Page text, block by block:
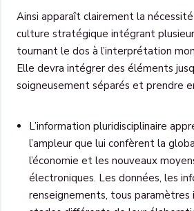
Ainsi apparaît clairement la
culture stratégique intégrant
tournant le dos à l’interprétation
Elle devra intégrer des éléments
soigneusement séparés et prendre
L’information pluridisciplinaire
l’ampleur que lui confèrent la
l’économie et les nouveaux
électroniques. Les données, les
renseignements, tous paramètres